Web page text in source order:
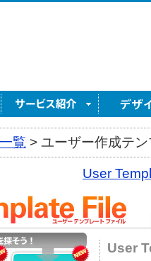
覧 > ユーザー作成テ
User
User